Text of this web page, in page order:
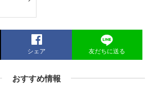
シェア 友だちに送る
おすすめ情報